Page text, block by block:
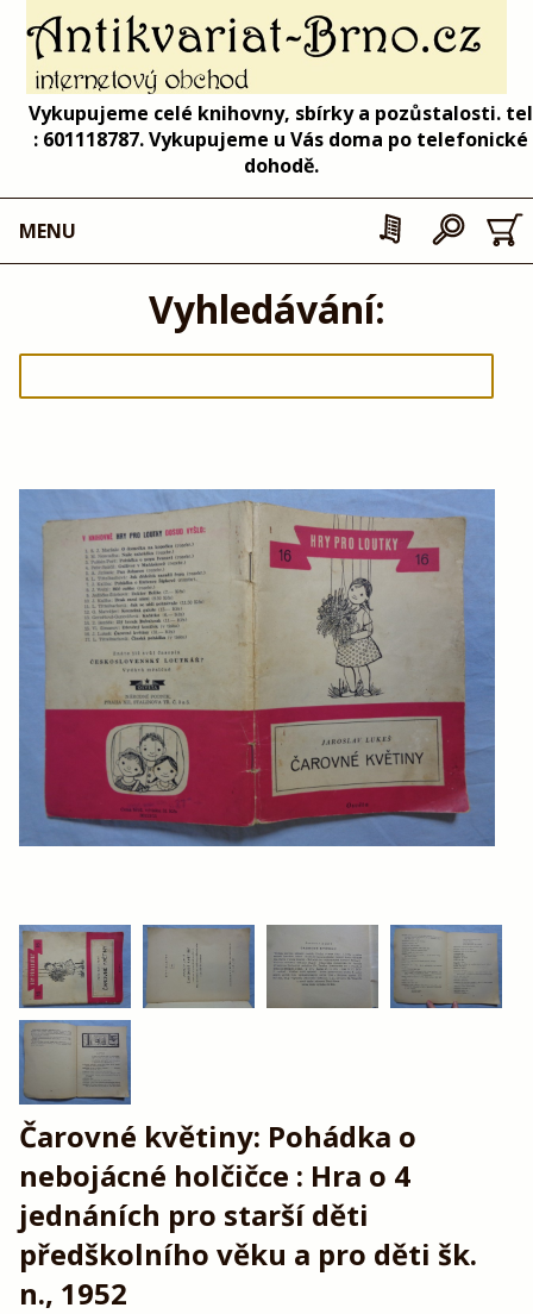
Vykupujeme celé knihovny, sbírky a pozůstalosti. tel
: 601118787. Vykupujeme u Vás doma po telefonické
dohodě.
MENU
Vyhledávání:
Čarovné květiny: Pohádka o
nebojácné holčičce : Hra o 4
jednáních pro starší děti
předškolního věku a pro děti šk.
n., 1952